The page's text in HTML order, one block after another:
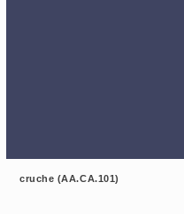
cruche (AA.CA.101)